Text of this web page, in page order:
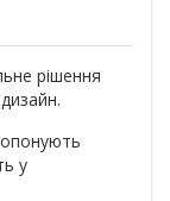
рішення
у